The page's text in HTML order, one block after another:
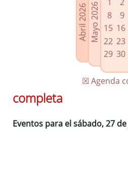
Enlaces
Agenda de Presidencia
Plenos provinciales y Juntas de
Oficina de Proyectos Europeos
Abril 2026Mayo 2026
8
9
15 16
22 23
29 30
☒ Agenda
completa
Eventos para el sábado, 27